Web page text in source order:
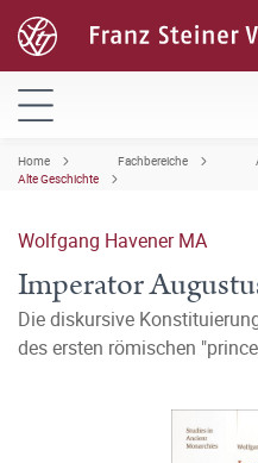
Home Fachbereiche
Alte Geschichte
Wolfgang Havener MA
Imperator
Die diskursive
des ersten römischen